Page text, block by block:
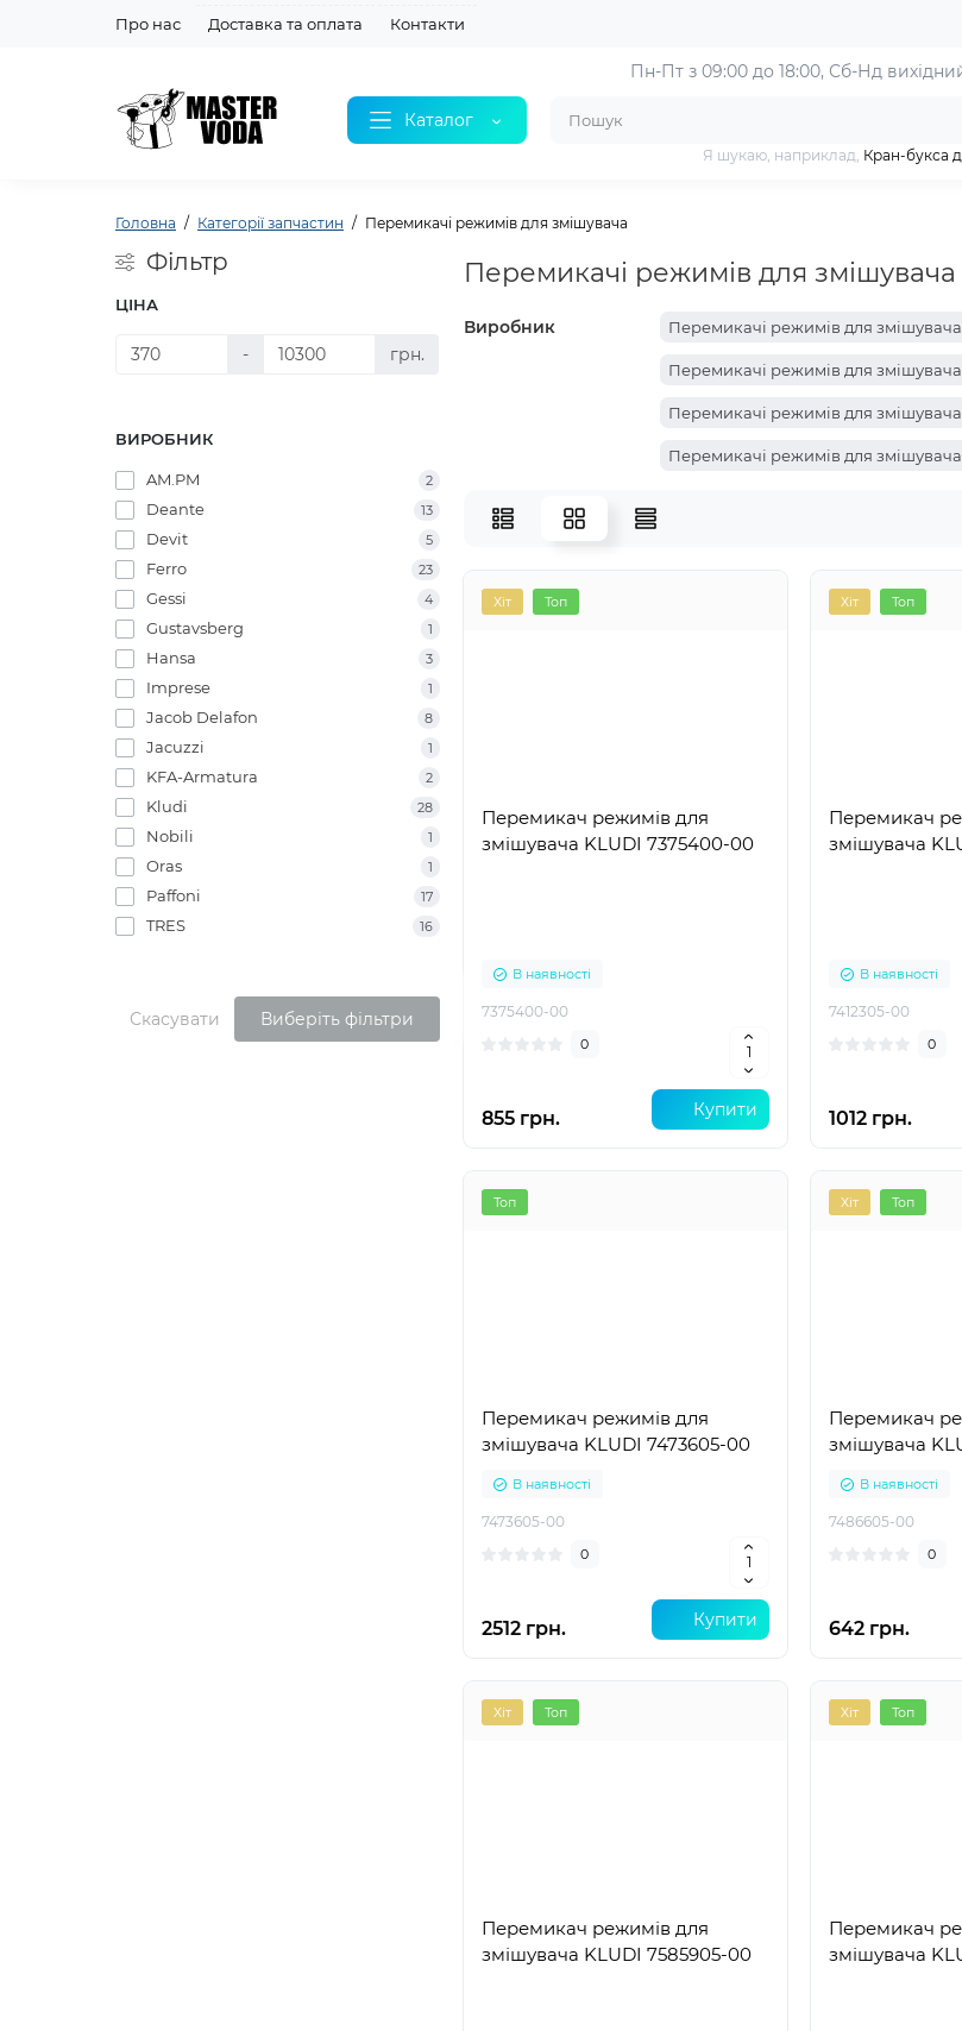
Про нас Доставка та оплата Контакти
Каталог
Пн-Пт з 09:00 до 18:00, Сб-Нд
Я шукаю, наприклад, Кран-букса
Головна Категорії запчастин Перемикачі режимів для змішувача
Фільтр
ЦІНА
- грн.
ВИРОБНИК
AM.PM 2
Deante 13
Devit 5
Ferro 23
Gessi 4
Gustavsberg 1
Hansa 3
Imprese 1
Jacob Delafon 8
Jacuzzi 1
KFA-Armatura 2
Kludi 28
Nobili 1
Oras 1
Paffoni 17
TRES 16
Скасувати Виберіть фільтри
Перемикачі режимів для змішувача
Виробник Перемикачі режимів для змішувача
Перемикачі режимів для змішувача
Перемикачі режимів для
Перемикачі режимів для змішувача
Хіт Топ
Перемикач режимів для
змішувача KLUDI 7375400-00
В наявності
7375400-00
0
855 грн. Купити
Хіт Топ
Перемикач
змішувача
В наявності
7412305-00
0
1012 грн.
Топ
Перемикач режимів для
змішувача KLUDI 7473605-00
В наявності
7473605-00
0
2512 грн. Купити
Хіт Топ
Перемикач
змішувача
В наявності
7486605-00
0
642 грн.
Хіт Топ
Перемикач режимів для
змішувача KLUDI 7585905-00
Хіт Топ
Перемикач
змішувача